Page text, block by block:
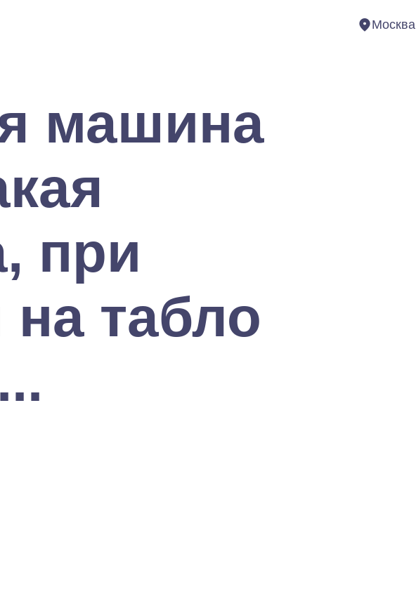
Москва
машина
при
табло